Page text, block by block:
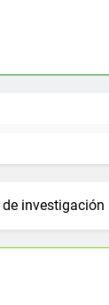
investigación